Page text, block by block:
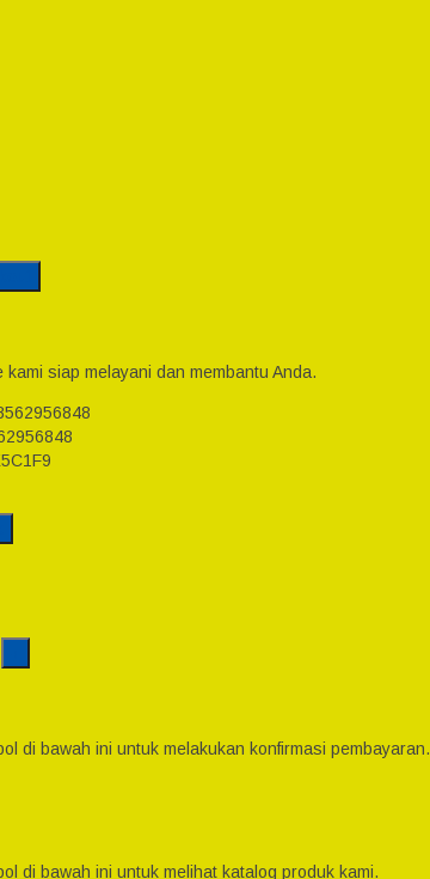
siap melayani dan membantu Anda.
di bawah ini untuk melakukan konfirmasi pembayaran.
di bawah ini untuk melihat katalog produk kami.